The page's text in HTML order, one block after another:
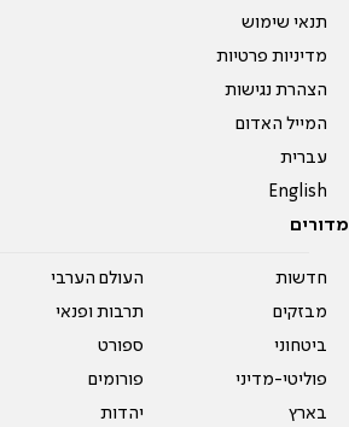
תנאי שימוש
מדיניות פרטיות
הצהרת נגישות
המייל האדום
עברית
English
מדורים
חדשות
מבזקים
ביטחוני
פוליטי-מדיני
בארץ
העולם הערבי
תרבות ופנאי
ספורט
פורומים
יהדות